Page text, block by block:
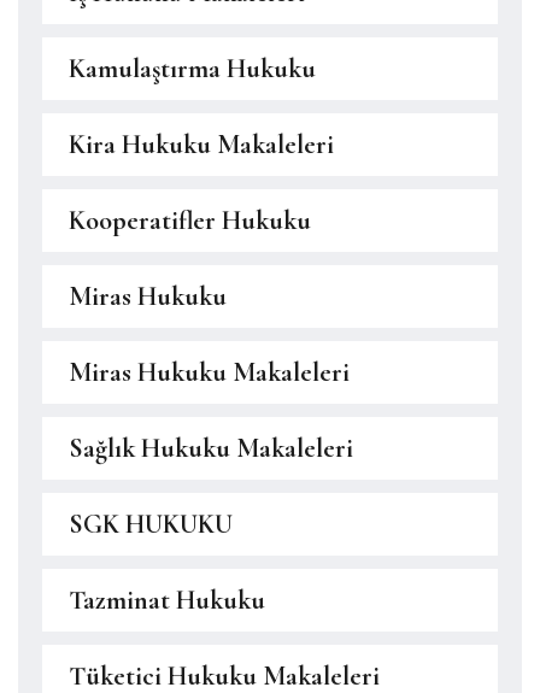
Kamulaştırma Hukuku
Kira Hukuku Makaleleri
Kooperatifler Hukuku
Miras Hukuku
Miras Hukuku Makaleleri
Sağlık Hukuku Makaleleri
SGK HUKUKU
Tazminat Hukuku
Tüketici Hukuku Makaleleri